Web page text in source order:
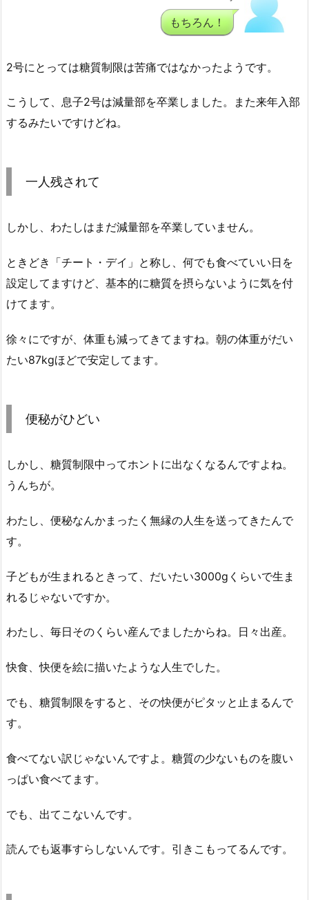
もちろん！
2号にとっては糖質制限は苦痛ではなかったようです。
こうして、息子2号は減量部を卒業しました。また来年入部
するみたいですけどね。
一人残されて
しかし、わたしはまだ減量部を卒業していません。
ときどき「チート・デイ」と称し、何でも食べていい日を
設定してますけど、基本的に糖質を摂らないように気を付
けてます。
徐々にですが、体重も減ってきてますね。朝の体重がだい
たい87kgほどで安定してます。
便秘がひどい
しかし、糖質制限中ってホントに出なくなるんですよね。
うんちが。
わたし、便秘なんかまったく無縁の人生を送ってきたんで
す。
子どもが生まれるときって、だいたい3000gくらいで生ま
れるじゃないですか。
わたし、毎日そのくらい産んでましたからね。日々出産。
快食、快便を絵に描いたような人生でした。
でも、糖質制限をすると、その快便がピタッと止まるんで
す。
食べてない訳じゃないんですよ。糖質の少ないものを腹い
っぱい食べてます。
でも、出てこないんです。
読んでも返事すらしないんです。引きこもってるんです。